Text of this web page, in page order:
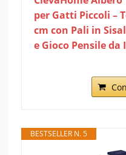
per Gatti Piccoli –
cm con Pali in
e Gioco Pensile
BESTSELLER N. 5